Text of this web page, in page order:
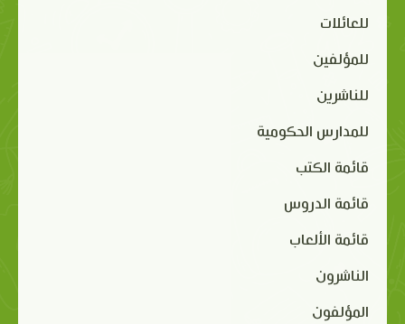
للعائلات
للمؤلفين
للناشرين
للمدارس الحكومية
قائمة الكتب
قائمة الدروس
قائمة الألعاب
الناشرون
المؤلفون